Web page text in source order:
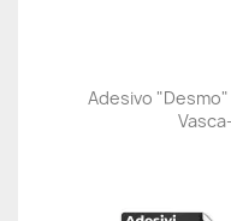
Adesivo